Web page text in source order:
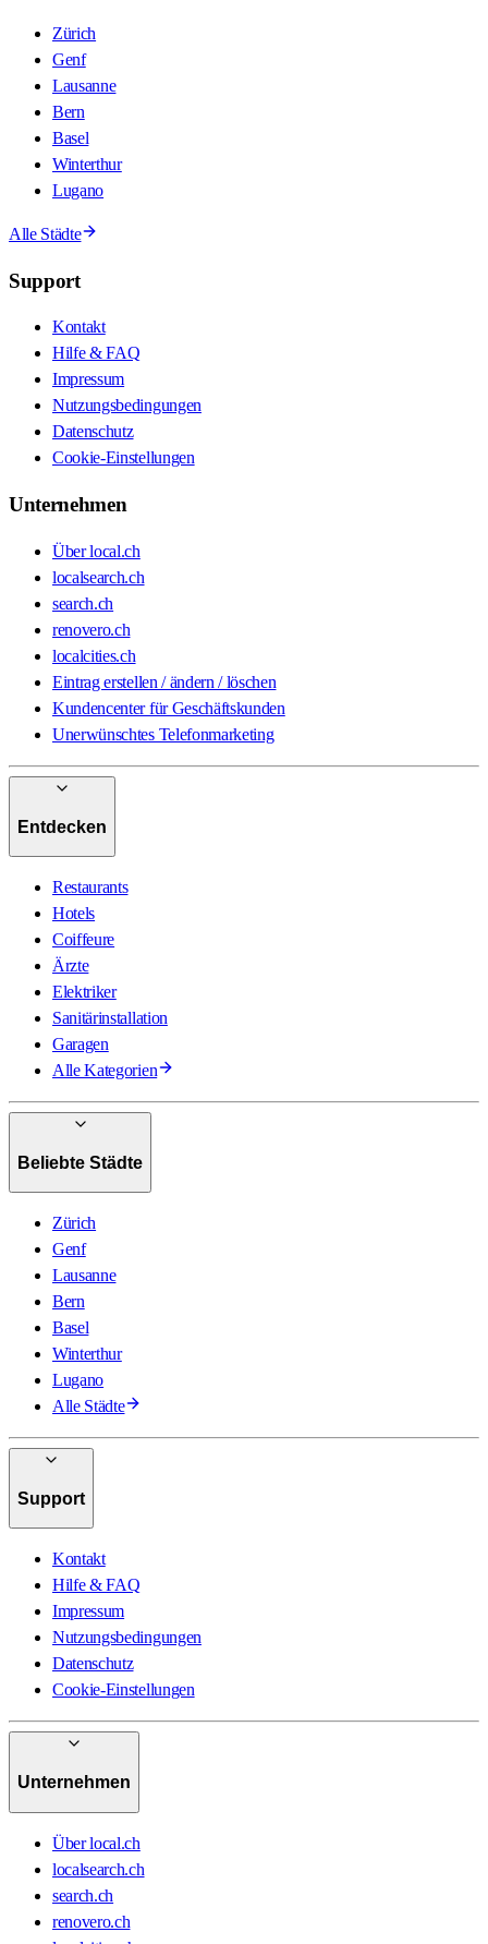
Zürich
Genf
Lausanne
Bern
Basel
Winterthur
Lugano
Alle Städte
Support
Kontakt
Hilfe & FAQ
Impressum
Nutzungsbedingungen
Datenschutz
Cookie-Einstellungen
Unternehmen
Über local.ch
localsearch.ch
search.ch
renovero.ch
localcities.ch
Eintrag erstellen / ändern / löschen
Kundencenter für Geschäftskunden
Unerwünschtes Telefonmarketing
Entdecken
Restaurants
Hotels
Coiffeure
Ärzte
Elektriker
Sanitärinstallation
Garagen
Alle Kategorien
Beliebte Städte
Zürich
Genf
Lausanne
Bern
Basel
Winterthur
Lugano
Alle Städte
Support
Kontakt
Hilfe & FAQ
Impressum
Nutzungsbedingungen
Datenschutz
Cookie-Einstellungen
Unternehmen
Über local.ch
localsearch.ch
search.ch
renovero.ch